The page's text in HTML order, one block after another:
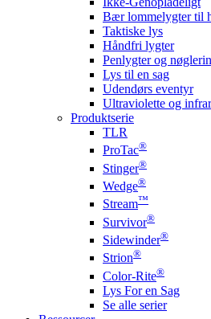
Bær lommelygter til
Taktiske lys
Håndfri lygter
Penlygter og
Lys til en sag
Udendørs eventyr
Ultraviolette og
Produktserie
TLR
ProTac®
Stinger®
Wedge®
Stream™
Survivor®
Sidewinder®
Strion®
Color-Rite®
Lys For en Sag
Se alle serier